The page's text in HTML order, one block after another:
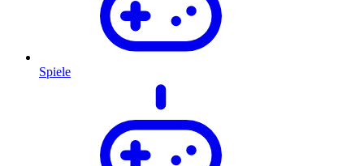
Spiele